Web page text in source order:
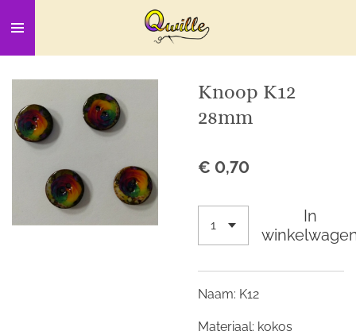
direct
naar
de
Knoop K12
28mm
€ 0,70
In
Naam: K12
Materiaal: kokos